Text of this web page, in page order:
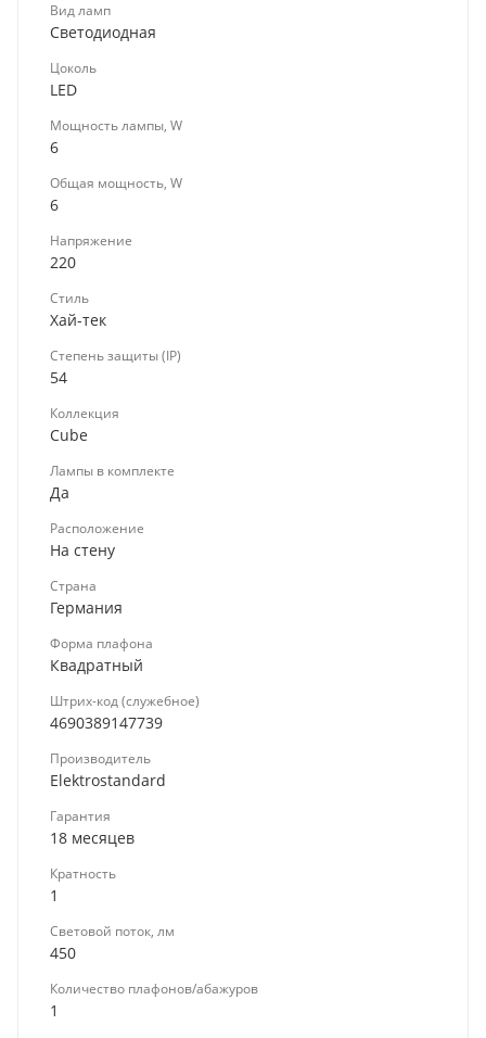
Вид ламп
Светодиодная
Цоколь
LED
Мощность лампы, W
6
Общая мощность, W
6
Напряжение
220
Стиль
Хай-тек
Степень защиты (IP)
54
Коллекция
Cube
Лампы в комплекте
Да
Расположение
На стену
Страна
Германия
Форма плафона
Квадратный
Штрих-код (служебное)
4690389147739
Производитель
Elektrostandard
Гарантия
18 месяцев
Кратность
1
Световой поток, лм
450
Количество плафонов/абажуров
1